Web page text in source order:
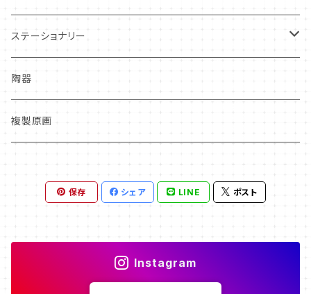
ステーショナリー
クリアファイル
陶器
複製原画
保存 シェア LINE ポスト
Instagram